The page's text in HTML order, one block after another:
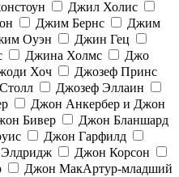
Джил Холис
Джим Бернс
Джим
Оуэн
Джин Гец
Джина Холмс
Джо
Хоч
Джозеф Принс
Джозеф Эллаин
Джон Анкербер и Джон
Бивер
Джон Бланшард
Джон Гарфилд
Джон Корсон
Джон МакАртур-младший